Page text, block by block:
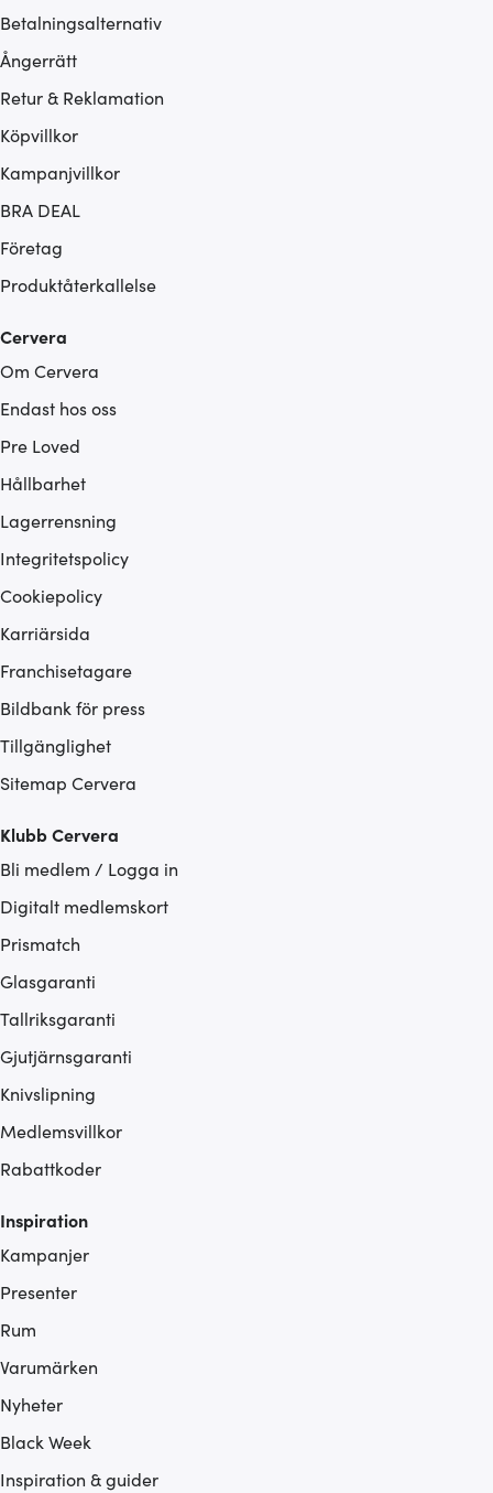
Betalningsalternativ
Ångerrätt
Retur & Reklamation
Köpvillkor
Kampanjvillkor
BRA DEAL
Företag
Produktåterkallelse
Cervera
Om Cervera
Endast hos oss
Pre Loved
Hållbarhet
Lagerrensning
Integritetspolicy
Cookiepolicy
Karriärsida
Franchisetagare
Bildbank för press
Tillgänglighet
Sitemap Cervera
Klubb Cervera
Bli medlem / Logga in
Digitalt medlemskort
Prismatch
Glasgaranti
Tallriksgaranti
Gjutjärnsgaranti
Knivslipning
Medlemsvillkor
Rabattkoder
Inspiration
Kampanjer
Presenter
Rum
Varumärken
Nyheter
Black Week
Inspiration & guider